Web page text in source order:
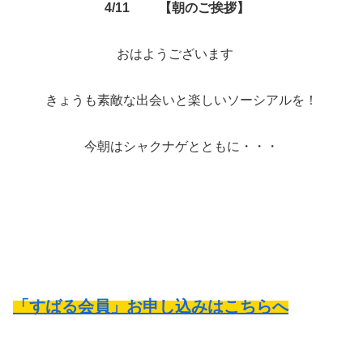
4/11 【朝のご挨拶】
おはようございます
きょうも素敵な出会いと楽しいソーシアルを！
今朝はシャクナゲとともに・・・
「すばる会員」お申し込みはこちらへ